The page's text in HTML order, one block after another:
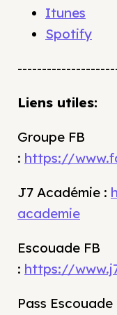
Itunes
Spotify
Liens utiles:
Groupe FB
: https://
J7 Académie :
academie
Escouade FB
: https://
Pass Escouade